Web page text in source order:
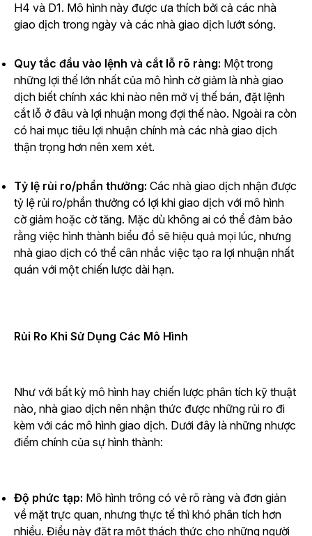
H4 và D1. Mô hình này được ưa thích bởi cả các nhà
giao dịch trong ngày và các nhà giao dịch lướt sóng.
Quy tắc đầu vào lệnh và cắt lỗ rõ ràng: Một trong
những lợi thế lớn nhất của mô hình cờ giảm là nhà giao
dịch biết chính xác khi nào nên mở vị thế bán, đặt lệnh
cắt lỗ ở đâu và lợi nhuận mong đợi thế nào. Ngoài ra còn
có hai mục tiêu lợi nhuận chính mà các nhà giao dịch
thận trọng hơn nên xem xét.
Tỷ lệ rủi ro/phần thưởng: Các nhà giao dịch nhận được
tỷ lệ rủi ro/phần thưởng có lợi khi giao dịch với mô hình
cờ giảm hoặc cờ tăng. Mặc dù không ai có thể đảm bảo
rằng việc hình thành biểu đồ sẽ hiệu quả mọi lúc, nhưng
nhà giao dịch có thể cân nhắc việc tạo ra lợi nhuận nhất
quán với một chiến lược dài hạn.
Rủi Ro Khi Sử Dụng Các Mô Hình
Như với bất kỳ mô hình hay chiến lược phân tích kỹ thuật
nào, nhà giao dịch nên nhận thức được những rủi ro đi
kèm với các mô hình giao dịch. Dưới đây là những nhược
điểm chính của sự hình thành:
Độ phức tạp: Mô hình trông có vẻ rõ ràng và đơn giản
về mặt trực quan, nhưng thực tế thì khó phân tích hơn
nhiều. Điều này đặt ra một thách thức cho những người